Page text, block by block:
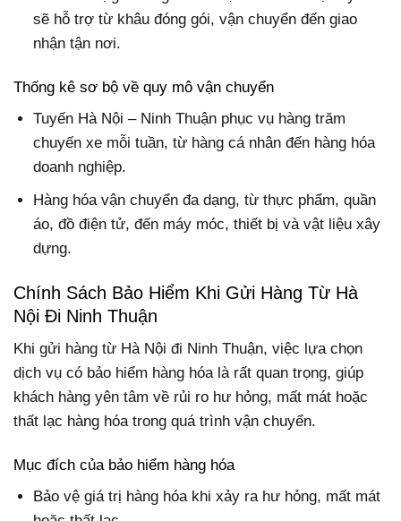
sẽ hỗ trợ từ khâu đóng gói, vận chuyển đến giao
nhận tận nơi.
Thống kê sơ bộ về quy mô vận chuyển
Tuyến Hà Nội – Ninh Thuận phục vụ hàng trăm
chuyến xe mỗi tuần, từ hàng cá nhân đến hàng hóa
doanh nghiệp.
Hàng hóa vận chuyển đa dạng, từ thực phẩm, quần
áo, đồ điện tử, đến máy móc, thiết bị và vật liệu xây
dựng.
Chính Sách Bảo Hiểm Khi Gửi Hàng Từ Hà
Nội Đi Ninh Thuận
Khi gửi hàng từ Hà Nội đi Ninh Thuận, việc lựa chọn
dịch vụ có bảo hiểm hàng hóa là rất quan trọng, giúp
khách hàng yên tâm về rủi ro hư hỏng, mất mát hoặc
thất lạc hàng hóa trong quá trình vận chuyển.
Mục đích của bảo hiểm hàng hóa
Bảo vệ giá trị hàng hóa khi xảy ra hư hỏng, mất mát